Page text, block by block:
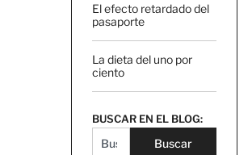
El efecto retardado del
pasaporte
La dieta del uno por
ciento
BUSCAR EN EL BLOG:
Buscar